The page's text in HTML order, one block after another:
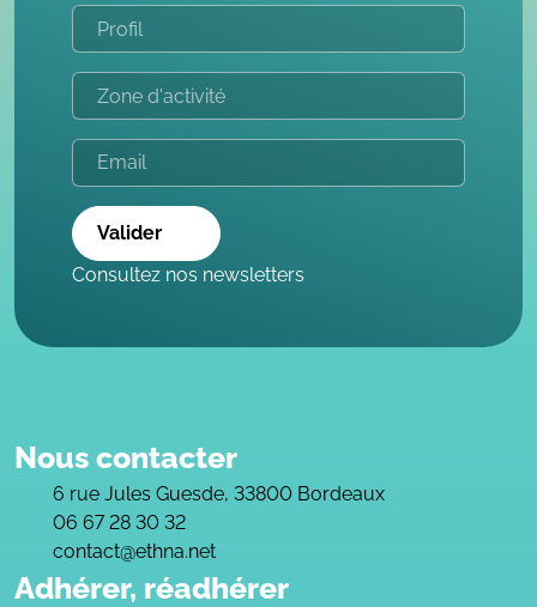
Valider
Consultez nos newsletters
Nous contacter
6 rue Jules Guesde, 33800 Bordeaux
06 67 28 30 32
contact@ethna.net
Adhérer, réadhérer